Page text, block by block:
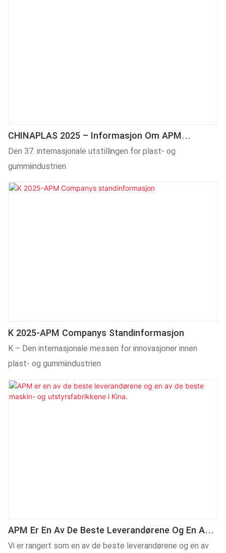
CHINAPLAS 2025 – Informasjon Om APM
Companys Stand
Den 37. internasjonale utstillingen for plast- og
gummiindustrien
K 2025-APM Companys Standinformasjon
K – Den internasjonale messen for innovasjoner innen
plast- og gummiindustrien
APM Er En Av De Beste Leverandørene Og En Av
De Beste Maskin- Og Utstyrsfabrikkene I Kina.
Vi er rangert som en av de beste leverandørene og en av